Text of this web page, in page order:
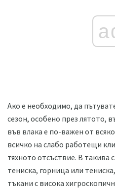
Ако е необходимо, да
сезон, особено през лятото,
във влака е по-важен от
всичко на слабо работещи
тяхното отсъствие. В такива
тениска, горница или
тъкани с висока